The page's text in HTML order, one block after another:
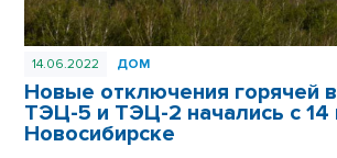
14.06.2022 ДОМ
Новые отключения горячей
ТЭЦ-5 и ТЭЦ-2 начались с 14
Новосибирске